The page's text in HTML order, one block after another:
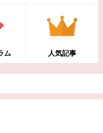
ム 人気記事